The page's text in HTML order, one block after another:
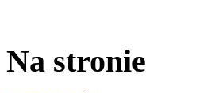
Na stronie